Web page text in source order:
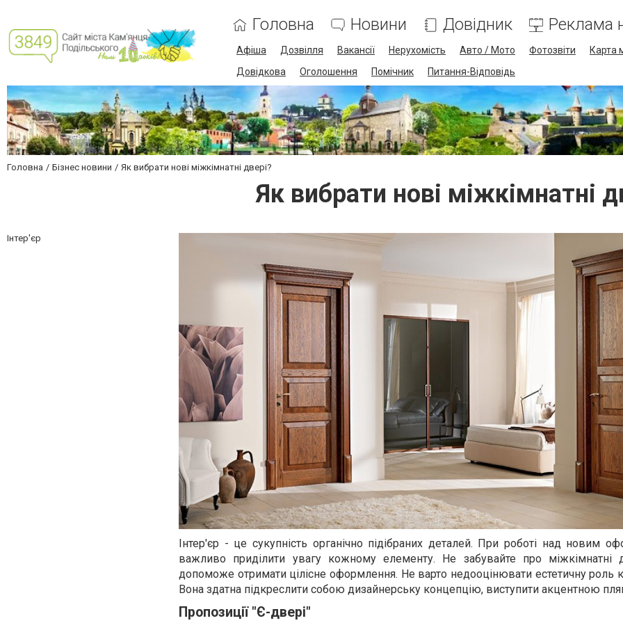
Головна Новини Довідник Реклама
Афіша Дозвілля Вакансії Нерухомість Авто / Мото Фотозвіти
Карта
Довідкова
Оголошення Помічник Питання-Відповідь
Головна Бізнес новини Як вибрати нові міжкімнатні двері?
Як вибрати нові міжкімнатні
Інтер'єр
Інтер'єр - це сукупність органічно підібраних деталей. При роботі над новим
важливо приділити увагу кожному елементу. Не забувайте про міжкімнатні
допоможе отримати цілісне оформлення. Не варто недооцінювати естетичну роль
Вона здатна підкреслити собою дизайнерську концепцію, виступити акцентною
Пропозиції "Є-двері"